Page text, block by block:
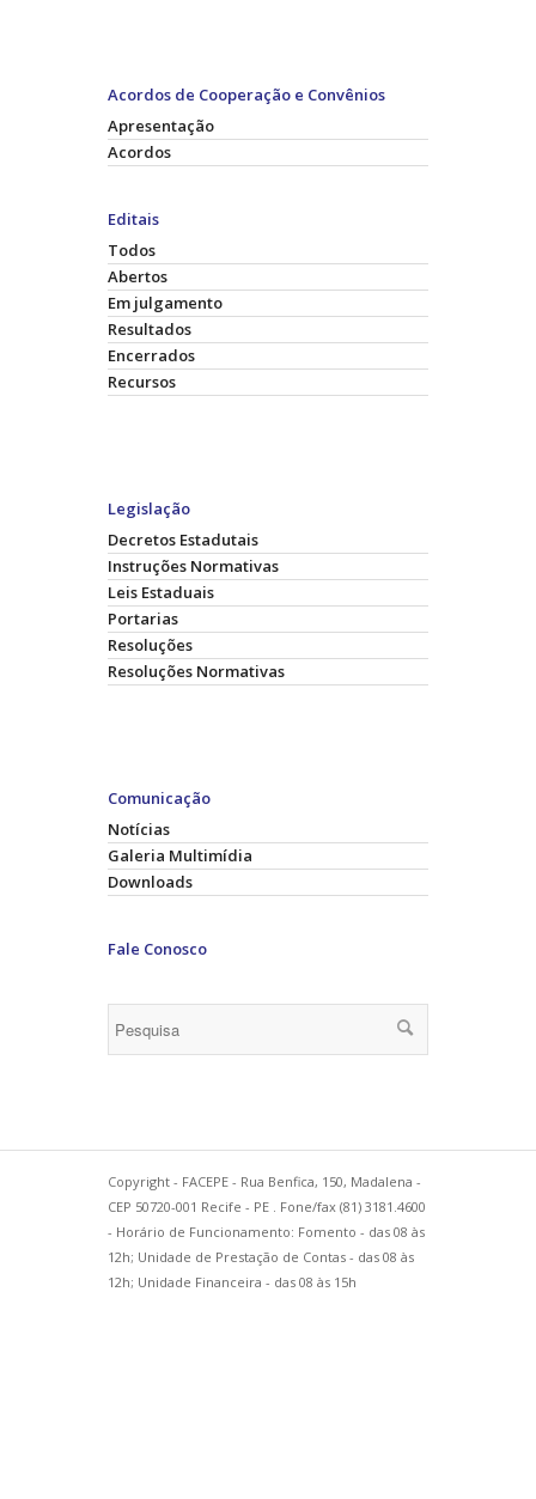
Acordos de Cooperação e Convênios
Apresentação
Acordos
Editais
Todos
Abertos
Em julgamento
Resultados
Encerrados
Recursos
Legislação
Decretos Estadutais
Instruções Normativas
Leis Estaduais
Portarias
Resoluções
Resoluções Normativas
Comunicação
Notícias
Galeria Multimídia
Downloads
Fale Conosco
Copyright - FACEPE - Rua Benfica, 150, Madalena -
CEP 50720-001 Recife - PE . Fone/fax (81) 3181.4600
- Horário de Funcionamento: Fomento - das 08 às
12h; Unidade de Prestação de Contas - das 08 às
12h; Unidade Financeira - das 08 às 15h